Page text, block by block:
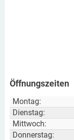
Öffnungszeiten
Montag:
Dienstag:
Mittwoch:
Donnerstag: